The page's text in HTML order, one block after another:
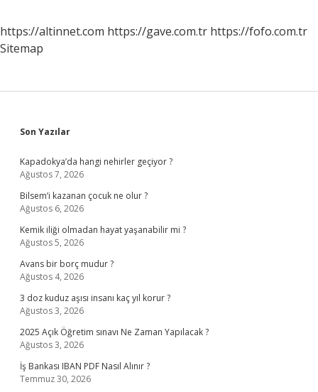
https://altinnet.com https://gave.com.tr https://fofo.com.tr
Sitemap
Sidebar
Son Yazılar
Kapadokya’da hangi nehirler geçiyor ?
Ağustos 7, 2026
Bilsem’i kazanan çocuk ne olur ?
Ağustos 6, 2026
Kemik iliği olmadan hayat yaşanabilir mi ?
Ağustos 5, 2026
Avans bir borç mudur ?
Ağustos 4, 2026
3 doz kuduz aşısı insanı kaç yıl korur ?
Ağustos 3, 2026
2025 Açık Öğretim sınavı Ne Zaman Yapılacak ?
Ağustos 3, 2026
İş Bankası IBAN PDF Nasıl Alınır ?
Temmuz 30, 2026